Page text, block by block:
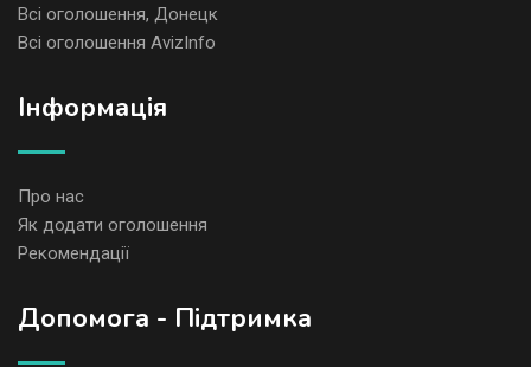
Всі оголошення, Донецк
Всі оголошення AvizInfo
Iнформація
Про нас
Як додати оголошення
Рекомендації
Допомога - Підтримка